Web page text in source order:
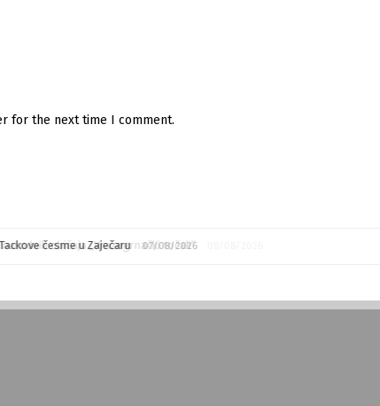
for the next time I comment.
česme u Zaječaru 07/08/2026